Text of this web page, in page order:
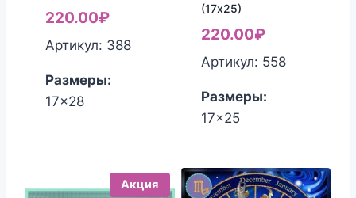
220.00₽
Артикул: 388
Размеры:
17x28
(17х25)
220.00₽
Артикул: 558
Размеры:
17x25
Акция